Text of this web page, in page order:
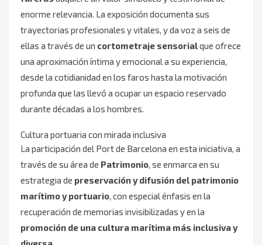
enorme relevancia. La exposición documenta sus
trayectorias profesionales y vitales, y da voz a seis de
ellas a través de un cortometraje sensorial que ofrece
una aproximación íntima y emocional a su experiencia,
desde la cotidianidad en los faros hasta la motivación
profunda que las llevó a ocupar un espacio reservado
durante décadas a los hombres.
Cultura portuaria con mirada inclusiva
La participación del Port de Barcelona en esta iniciativa, a
través de su área de Patrimonio , se enmarca en su
estrategia de preservación y difusión del patrimonio
marítimo y portuario , con especial énfasis en la
recuperación de memorias invisibilizadas y en la
promoción de una cultura marítima más inclusiva y